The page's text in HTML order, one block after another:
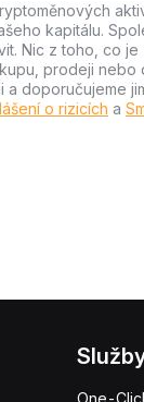
kapitálu.
Nic z toho, co
prodeji nebo
a doporučujeme
o rizicích a
One-